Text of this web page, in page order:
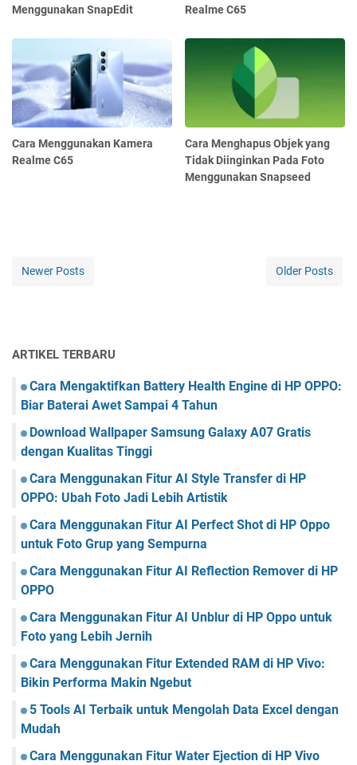
Menggunakan SnapEdit
Realme C65
Cara Menggunakan Kamera
Realme C65
Cara Menghapus Objek yang
Tidak Diinginkan Pada Foto
Menggunakan Snapseed
Newer Posts Older Posts
ARTIKEL TERBARU
Cara Mengaktifkan Battery Health Engine di HP OPPO:
Biar Baterai Awet Sampai 4 Tahun
Download Wallpaper Samsung Galaxy A07 Gratis
dengan Kualitas Tinggi
Cara Menggunakan Fitur AI Style Transfer di HP
OPPO: Ubah Foto Jadi Lebih Artistik
Cara Menggunakan Fitur AI Perfect Shot di HP Oppo
untuk Foto Grup yang Sempurna
Cara Menggunakan Fitur AI Reflection Remover di HP
OPPO
Cara Menggunakan Fitur AI Unblur di HP Oppo untuk
Foto yang Lebih Jernih
Cara Menggunakan Fitur Extended RAM di HP Vivo:
Bikin Performa Makin Ngebut
5 Tools AI Terbaik untuk Mengolah Data Excel dengan
Mudah
Cara Menggunakan Fitur Water Ejection di HP Vivo